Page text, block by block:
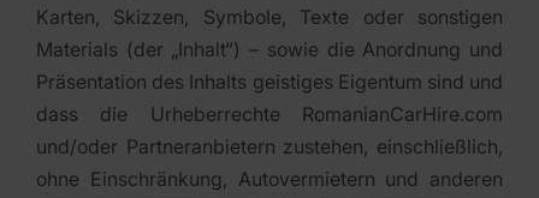
Karten, Skizzen, Symbole, Texte oder sonstigen
Materials (der „Inhalt“) – sowie die Anordnung und
Präsentation des Inhalts geistiges Eigentum sind und
dass die Urheberrechte RomanianCarHire.com
und/oder Partneranbietern zustehen, einschließlich,
ohne Einschränkung, Autovermietern und anderen